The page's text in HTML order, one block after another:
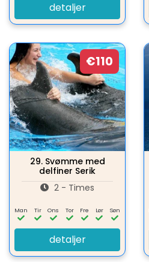
detaljer
€110
29. Svømme med
delfiner Serik
2 - Times
Man Tir Ons Tor Fre Lør Søn
detaljer